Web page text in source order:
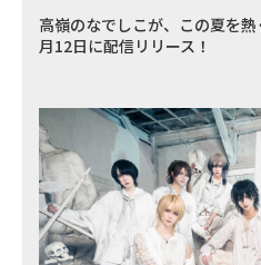
高嶺のなでしこが、この夏を
月12日に配信リリース！